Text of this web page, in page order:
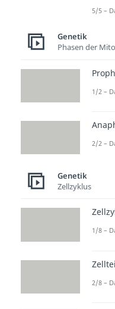
Merke:
5/5 –
Genetik
Phasen der
1/2 –
2/2 –
Genetik
Zellzyklus
1/8 –
2/8 –